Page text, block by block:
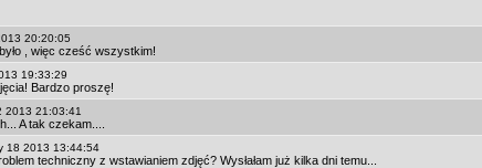
20:20:05
, więc cześć wszystkim!
19:33:29
Bardzo proszę!
2013 21:03:41
A tak czekam....
18 2013 13:44:54
techniczny z wstawianiem zdjęć? Wysłałam już kilka dni temu...